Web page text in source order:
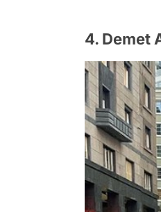
4. Demet